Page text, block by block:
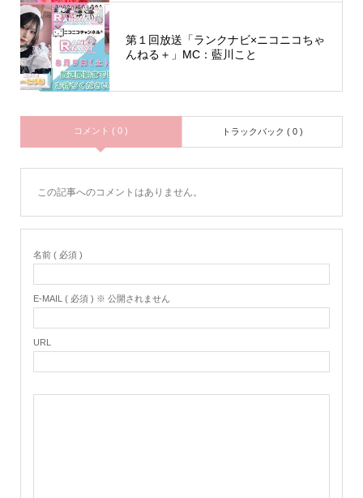
第１回放送「ランクナビ×ニコニコちゃ
んねる＋」MC：藍川こと
コメント ( 0 ) トラックバック ( 0 )
この記事へのコメントはありません。
名前 ( 必須 )
E-MAIL ( 必須 ) ※ 公開されません
URL